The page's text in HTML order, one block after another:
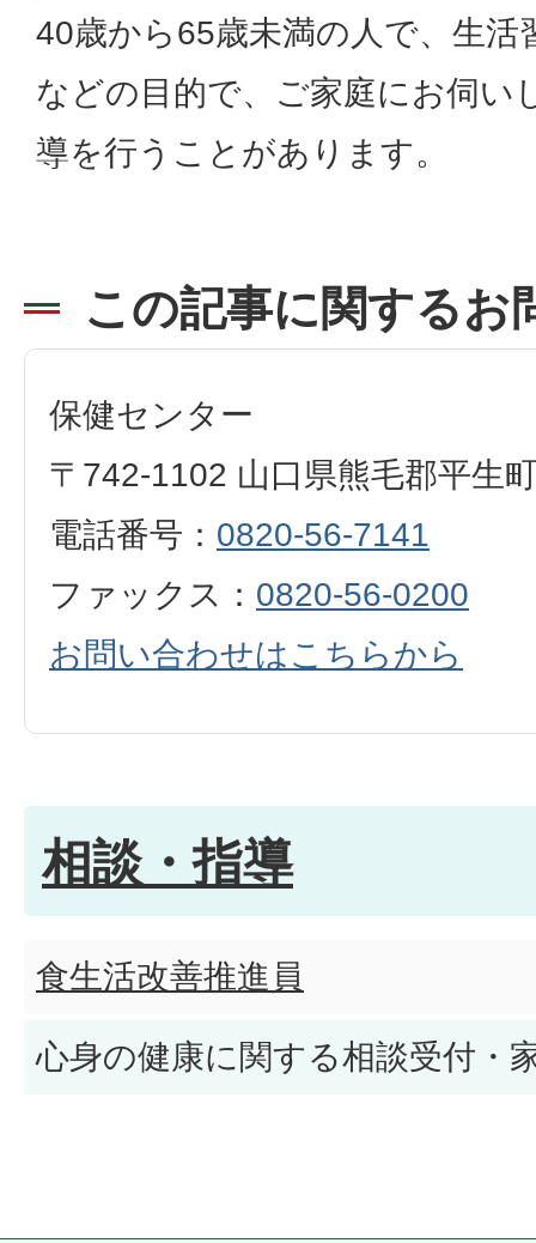
40歳から65歳未満の人で、生活
などの目的で、ご家庭にお伺い
導を行うことがあります。
この記事に関するお
保健センター
〒742-1102 山口県熊毛郡平生
電話番号： 0820-56-7141
ファックス： 0820-56-0200
お問い合わせはこちらから
相談・指導
食生活改善推進員
心身の健康に関する相談受付・